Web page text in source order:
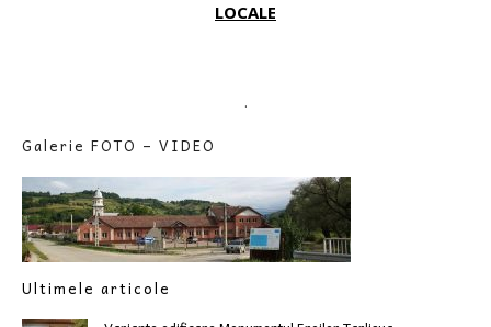
LOCALE
.
Galerie FOTO – VIDEO
Ultimele articole